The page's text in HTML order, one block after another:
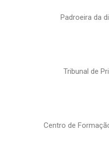
Padroeira da
Tribunal de
Centro de